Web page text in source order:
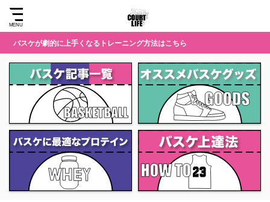
バスケが劇的に上手くなるトレーニング方法はこちら